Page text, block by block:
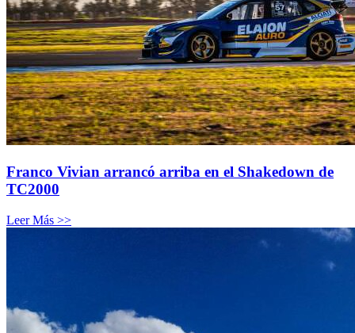
Franco Vivian arrancó arriba en el Shakedown de
TC2000
Leer Más >>